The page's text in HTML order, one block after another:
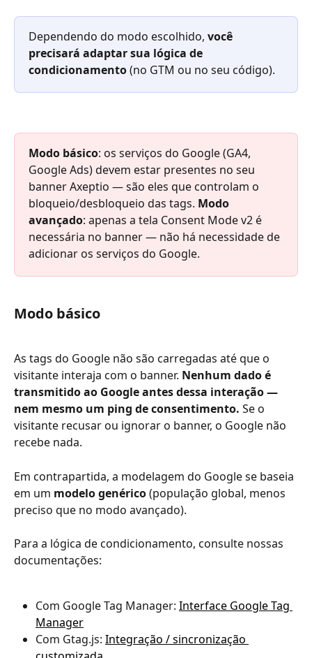
Dependendo do modo escolhido, você
precisará adaptar sua lógica de
condicionamento (no GTM ou no seu código).
Modo básico: os serviços do Google (GA4,
Google Ads) devem estar presentes no seu
banner Axeptio — são eles que controlam o
bloqueio/desbloqueio das tags. Modo
avançado: apenas a tela Consent Mode v2 é
necessária no banner — não há necessidade de
adicionar os serviços do Google.
Modo básico
As tags do Google não são carregadas até que o
visitante interaja com o banner. Nenhum dado é
transmitido ao Google antes dessa interação —
nem mesmo um ping de consentimento. Se o
visitante recusar ou ignorar o banner, o Google não
recebe nada.
Em contrapartida, a modelagem do Google se baseia
em um modelo genérico (população global, menos
preciso que no modo avançado).
Para a lógica de condicionamento, consulte nossas
documentações:
Com Google Tag Manager: Interface Google Tag
Manager
Com Gtag.js: Integração / sincronização